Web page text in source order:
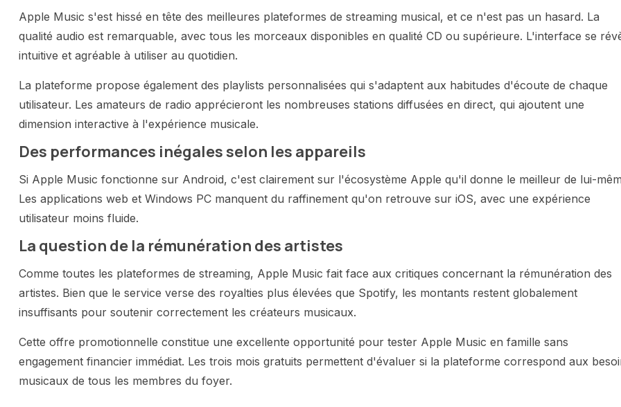
Apple Music s'est hissé en tête des meilleures plateformes de streaming musical, et ce n'est pas un hasard. La
qualité audio est remarquable, avec tous les morceaux disponibles en qualité CD ou supérieure. L'interface se
intuitive et agréable à utiliser au quotidien.
La plateforme propose également des playlists personnalisées qui s'adaptent aux habitudes d'écoute de chaque
utilisateur. Les amateurs de radio apprécieront les nombreuses stations diffusées en direct, qui ajoutent une
dimension interactive à l'expérience musicale.
Des performances inégales selon les appareils
Si Apple Music fonctionne sur Android, c'est clairement sur l'écosystème Apple qu'il donne le meilleur de lui-
Les applications web et Windows PC manquent du raffinement qu'on retrouve sur iOS, avec une expérience
utilisateur moins fluide.
La question de la rémunération des artistes
Comme toutes les plateformes de streaming, Apple Music fait face aux critiques concernant la rémunération des
artistes. Bien que le service verse des royalties plus élevées que Spotify, les montants restent globalement
insuffisants pour soutenir correctement les créateurs musicaux.
Cette offre promotionnelle constitue une excellente opportunité pour tester Apple Music en famille sans
engagement financier immédiat. Les trois mois gratuits permettent d'évaluer si la plateforme correspond aux
musicaux de tous les membres du foyer.